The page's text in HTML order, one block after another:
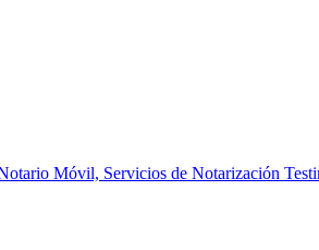
Móvil, Servicios de Notarización